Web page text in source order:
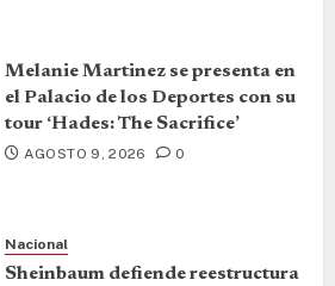
Melanie Martinez se presenta en
el Palacio de los Deportes con su
tour ‘Hades: The Sacrifice’
AGOSTO 9, 2026 0
Nacional
Sheinbaum defiende reestructura